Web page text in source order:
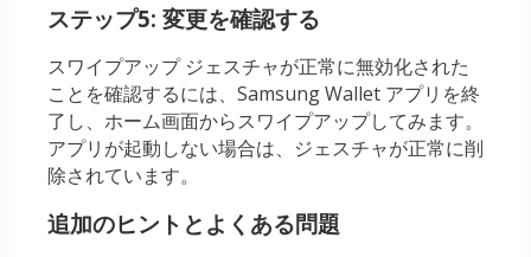
ステップ5: 変更を確認する
スワイプアップ ジェスチャが正常に無効化された
ことを確認するには、Samsung Wallet アプリを終
了し、ホーム画面からスワイプアップしてみます。
アプリが起動しない場合は、ジェスチャが正常に削
除されています。
追加のヒントとよくある問題